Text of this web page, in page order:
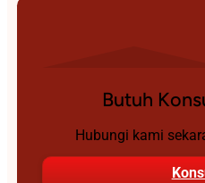
Butuh
Hubungi kami